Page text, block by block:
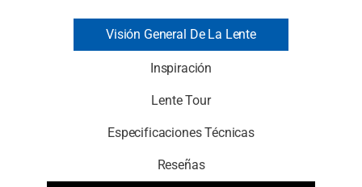
Visión General De La Lente
Inspiración
Lente Tour
Especificaciones Técnicas
Reseñas